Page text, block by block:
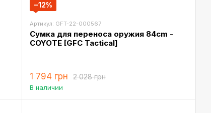
−12%
Артикул: GFT-22-000567
Сумка для переноса оружия 84cm -
COYOTE [GFC Tactical]
2 028 грн
1 794 грн
В наличии